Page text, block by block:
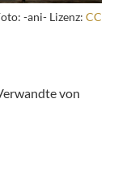
-ani- Lizenz: CC
von